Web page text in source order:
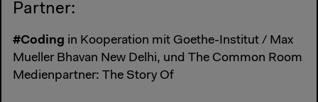
Partner:
#Coding in Kooperation mit Goethe-Institut / Max
Mueller Bhavan New Delhi, und The Common Room
Medienpartner: The Story Of